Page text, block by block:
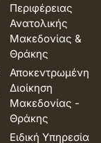
Περιφέρειας
Ανατολικής
Μακεδονίας &
Θράκης
Αποκεντρωμένη
Διοίκηση
Μακεδονίας -
Θράκης
Ειδική Υπηρεσία